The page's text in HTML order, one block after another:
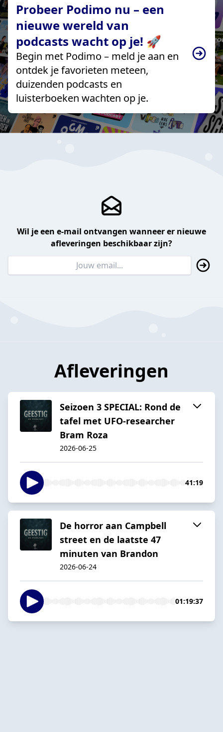
Probeer Podimo nu – een
nieuwe wereld van
podcasts wacht op je! 🚀
Begin met Podimo – meld je aan en
ontdek je favorieten meteen,
duizenden podcasts en
luisterboeken wachten op je.
Wil je een e-mail ontvangen wanneer er nieuwe
afleveringen beschikbaar zijn?
Afleveringen
Seizoen 3 SPECIAL: Rond de
tafel met UFO-researcher
Bram Roza
2026-06-25
41:19
De horror aan Campbell
street en de laatste 47
minuten van Brandon
2026-06-24
01:19:37